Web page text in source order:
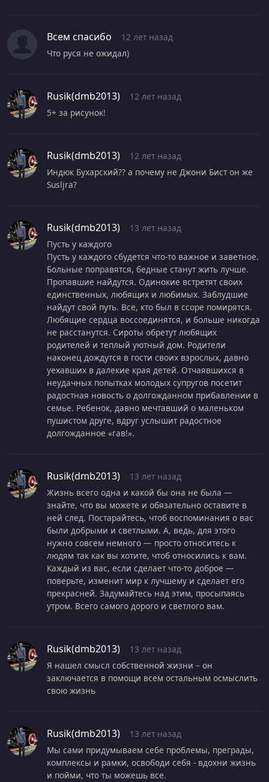
Всем спасибо
12 лет назад
Что руся не ожидал)
Rusik(dmb2013)
12 лет назад
5+ за рисунок!
Rusik(dmb2013)
12 лет назад
Индюк Бухарский?? а почему не Джони Бист он же
Susljra?
Rusik(dmb2013)
13 лет назад
Пусть у каждого
Пусть у каждого сбудется что-то важное и заветное.
Больные поправятся, бедные станут жить лучше.
Пропавшие найдутся. Одинокие встретят своих
единственных, любящих и любимых. Заблудшие
найдут свой путь. Все, кто был в ссоре помирятся.
Любящие сердца воссоединятся, и больше никогда
не расстанутся. Сироты обретут любящих
родителей и теплый уютный дом. Родители
наконец дождутся в гости своих взрослых, давно
уехавших в далекие края детей. Отчаявшихся в
неудачных попытках молодых супругов посетит
радостная новость о долгожданном прибавлении в
семье. Ребенок, давно мечтавший о маленьком
пушистом друге, вдруг услышит радостное
долгожданное «гав!».
Rusik(dmb2013)
13 лет назад
Жизнь всего одна и какой бы она не была —
знайте, что вы можете и обязательно оставите в
ней след. Постарайтесь, чтоб воспоминания о вас
были добрыми и светлыми. А, ведь, для этого
нужно совсем немного — просто относитесь к
людям так как вы хотите, чтоб относились к вам.
Каждый из вас, если сделает что-то доброе —
поверьте, изменит мир к лучшему и сделает его
прекрасней. Задумайтесь над этим, просыпаясь
утром. Всего самого дорого и светлого вам.
Rusik(dmb2013)
13 лет назад
Я нашел смысл собственной жизни – он
заключается в помощи всем остальным осмыслить
свою жизнь
Rusik(dmb2013)
13 лет назад
Мы сами придумываем себе проблемы, преграды,
комплексы и рамки, освободи себя - вдохни жизнь
и пойми, что ты можешь все.